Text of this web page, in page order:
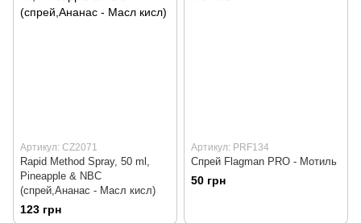
Артикул: CZ2071
Rapid Method Spray, 50 ml,
Pineapple & NBC
(спрей,Ананас - Масл кисл)
123 грн
Артикул: PRF134
Спрей Flagman PRO - Мотиль
50 грн